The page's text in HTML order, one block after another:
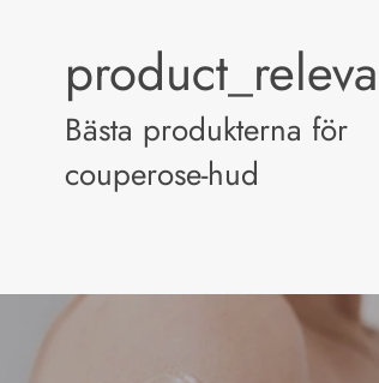
Bästa produkterna för
couperose-hud